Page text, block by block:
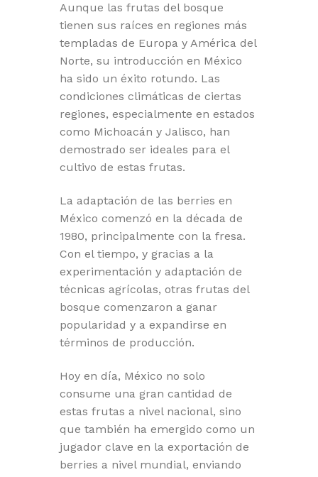
Aunque las frutas del bosque
tienen sus raíces en regiones más
templadas de Europa y América del
Norte, su introducción en México
ha sido un éxito rotundo. Las
condiciones climáticas de ciertas
regiones, especialmente en estados
como Michoacán y Jalisco, han
demostrado ser ideales para el
cultivo de estas frutas.
La adaptación de las berries en
México comenzó en la década de
1980, principalmente con la fresa.
Con el tiempo, y gracias a la
experimentación y adaptación de
técnicas agrícolas, otras frutas del
bosque comenzaron a ganar
popularidad y a expandirse en
términos de producción.
Hoy en día, México no solo
consume una gran cantidad de
estas frutas a nivel nacional, sino
que también ha emergido como un
jugador clave en la exportación de
berries a nivel mundial, enviando